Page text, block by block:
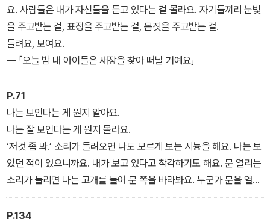
소설은 화자의 기억과 감정에 따라 시, 희곡, 독백을 넘나드는 형식에
이어 점자, 볼드체, 기울임체 등의 효과로 그 감각을 생생히 전한다.
이토록 다채로운 형식의 이야기 조각들을 하나하나 따라가다 보면,
요. 사람들은 내가 자신들을 듣고 있다는 걸 몰라요. 자기들끼리 눈빛
을 주고받는 걸, 표정을 주고받는 걸, 몸짓을 주고받는 걸.
들려요, 보여요.
― 「오늘 밤 내 아이들은 새장을 찾아 떠날 거예요」
P.71
나는 보인다는 게 뭔지 알아요.
나는 잘 보인다는 게 뭔지 몰라요.
‘저것 좀 봐.’ 소리가 들려오면 나도 모르게 보는 시늉을 해요. 나는 보
았던 적이 있으니까요. 내가 보고 있다고 착각하기도 해요. 문 열리는
소리가 들리면 나는 고개를 들어 문 쪽을 바라봐요. 누군가 문을 열고
들어서는 걸 내가 보고 있다고 생각해요.
― 「파도를 만지는 남자」
P.134